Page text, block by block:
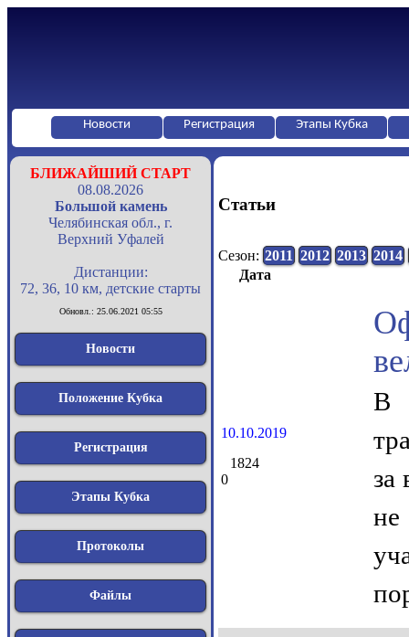
Новости Регистрация Этапы Кубка
БЛИЖАЙШИЙ СТАРТ
08.08.2026
Большой камень
Челябинская обл., г.
Верхний Уфалей
Дистанции:
72, 36, 10 км, детские старты
Обновл.: 25.06.2021 05:55
Новости
Положение Кубка
Регистрация
Этапы Кубка
Протоколы
Файлы
Статьи
Сезон: 2011 2012 2013 2014
Дата
10.10.2019
1824
0
В
за
не